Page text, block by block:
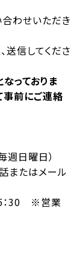
合わせいただき
送信してくださ
なっておりま
事前にご連絡
週日曜日）
たはメール
：30 ※営業